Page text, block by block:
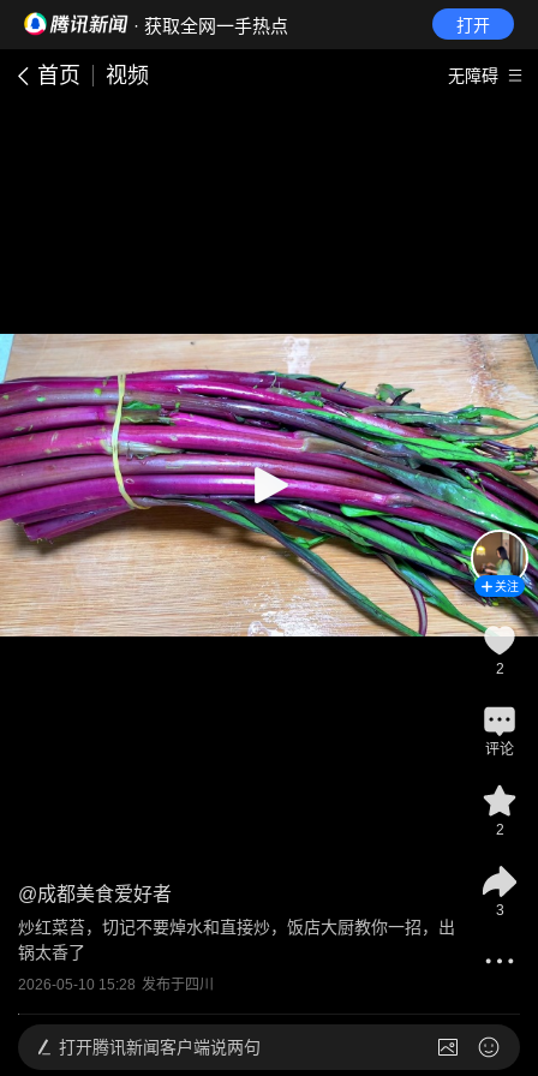
· 获取全网一手热点 打开
首页 视频 无障碍
@成都美食爱好者
炒红菜苔，切记不要焯水和直接炒，饭店大厨教你一招，出
锅太香了
2026-05-10 15:28 发布于四川
关注
2
评论
2
3
打开腾讯新闻客户端说两句